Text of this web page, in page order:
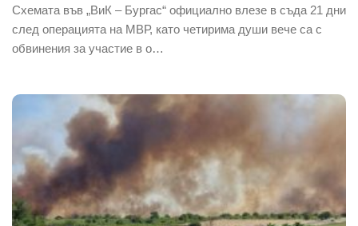
Схемата във „ВиК – Бургас“ официално влезе в съда 21 дни
след операцията на МВР, като четирима души вече са с
обвинения за участие в о…